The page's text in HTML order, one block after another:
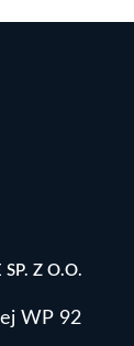
SP. Z O.O.
WP 92